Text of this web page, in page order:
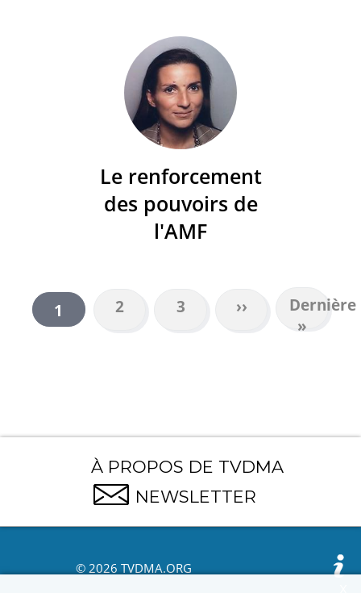
Le renforcement
des pouvoirs de
l'AMF
PAGINATION
Page
courante
1 Page
2 Page
3
Page
suivante
››
Dernière
page
Dernière
»
À PROPOS DE TVDMA
NEWSLETTER
© 2026 TVDMA.ORG